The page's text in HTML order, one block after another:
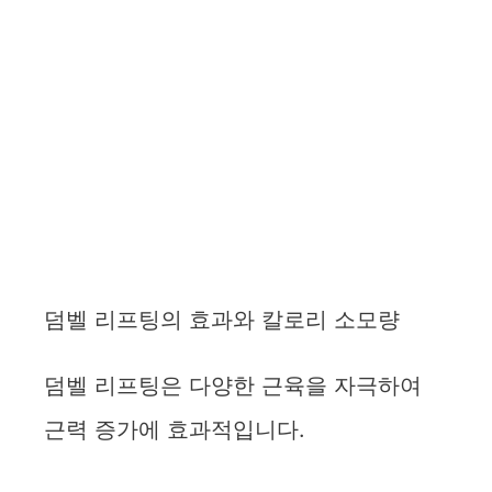
덤벨 리프팅의 효과와 칼로리 소모량
덤벨 리프팅은 다양한 근육을 자극하여
근력 증가에 효과적입니다.